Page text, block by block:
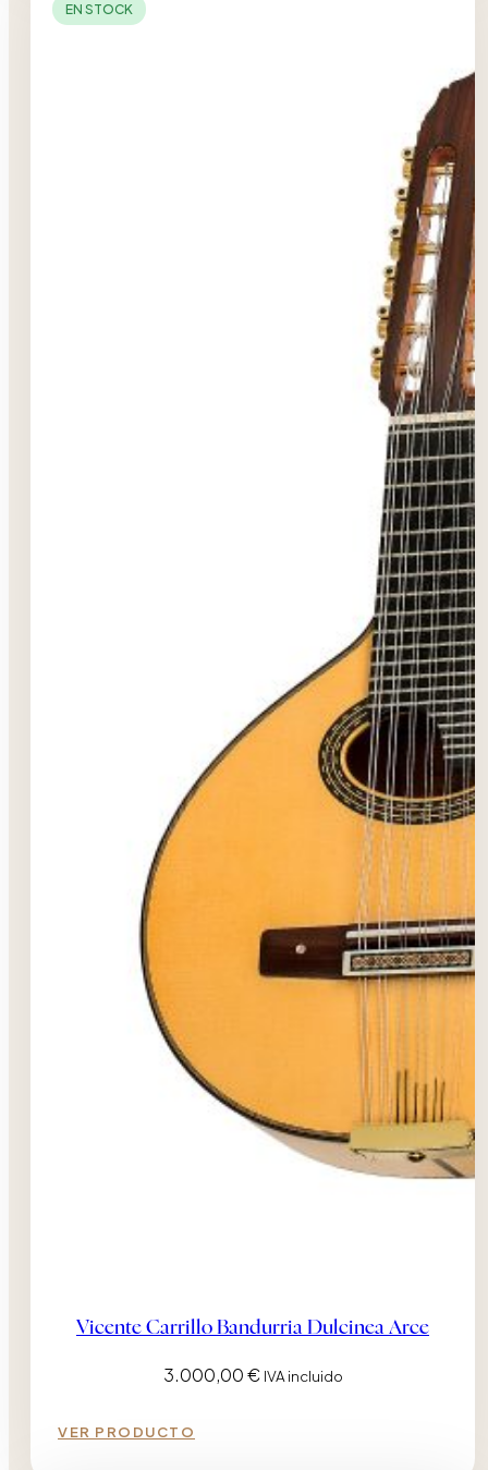
EN STOCK
Vicente Carrillo Bandurria Dulcinea Arce
3.000,00€ IVA incluido
VER PRODUCTO